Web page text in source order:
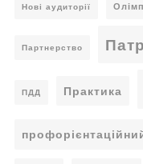
Нові аудиторії
Партнерство
ПДД Практика